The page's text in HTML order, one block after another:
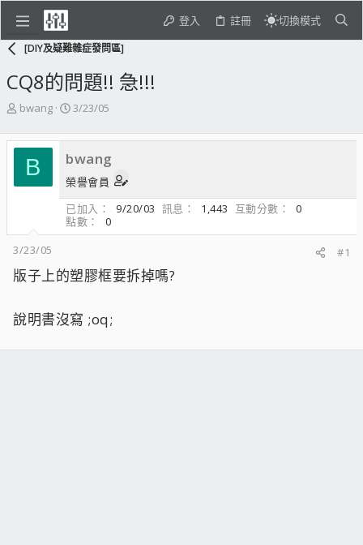
登入 註冊 切換模式
[DIY及疑難雜症發問區]
CQ8的問題!! 急!!!
主
發
起
人
bwang
開
日
期
3/23/05
B bwang
榮譽會員
已加入
9/20/03 訊息 1,443 互動分數
0
點數
0
3/23/05
#1
版子上的塑膠框要拆掉嗎?
說明書沒寫 ;oq;